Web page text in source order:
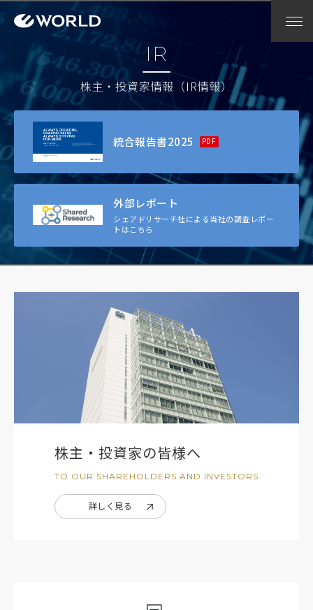
IR
株主・投資家情報（IR情報）
統合報告書2025
外部レポート
シェアドリサーチ社による当社の調査レポー
トはこちら
株主・投資家の皆様へ
TO OUR SHAREHOLDERS AND INVESTORS
詳しく見る